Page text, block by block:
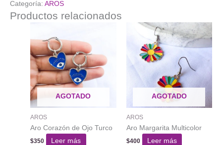
Categoría: AROS
Productos relacionados
AGOTADO
AROS
Aro Corazón de Ojo Turco
$350 Leer más
AGOTADO
AROS
Aro Margarita Multicolor
$400 Leer más